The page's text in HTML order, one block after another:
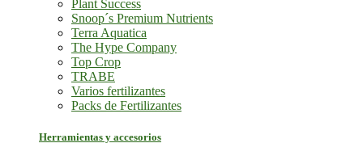
Plant Success
Snoop´s Premium Nutrients
Terra Aquatica
The Hype Company
Top Crop
TRABE
Varios fertilizantes
Packs de Fertilizantes
Herramientas y accesorios